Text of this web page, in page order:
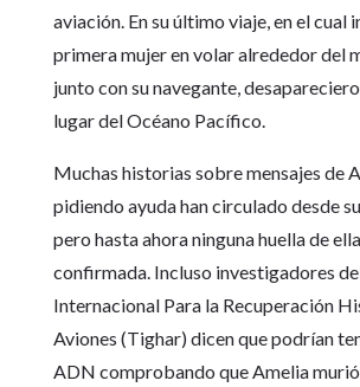
aviación. En su último viaje, en el cual
primera mujer en volar alrededor del
junto con su navegante,
lugar del Océano Pacífico.
Muchas historias sobre mensajes de
pidiendo ayuda han circulado desde
pero hasta ahora ninguna huella de
confirmada. Incluso investigadores
Internacional Para la Recuperación
Aviones (Tighar) dicen que podrían
ADN comprobando que Amelia murió